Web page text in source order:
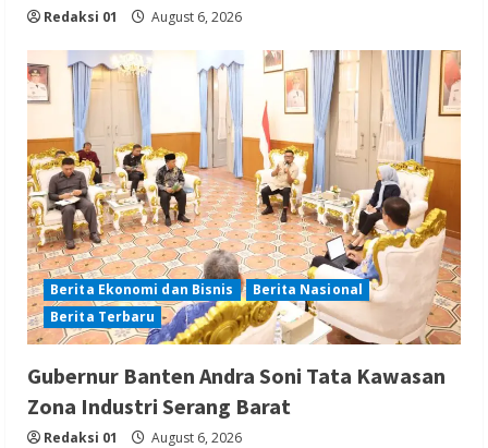
Redaksi 01 August 6, 2026
Berita Ekonomi dan Bisnis
Berita Nasional
Berita Terbaru
Gubernur Banten Andra Soni Tata Kawasan
Zona Industri Serang Barat
Redaksi 01 August 6, 2026